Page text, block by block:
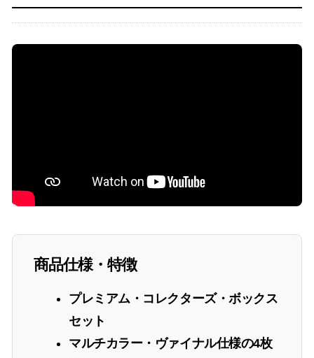
商品仕様・特徴
プレミアム・コレクターズ・ボックス
セット
マルチカラー・ヴァイナル仕様の4枚